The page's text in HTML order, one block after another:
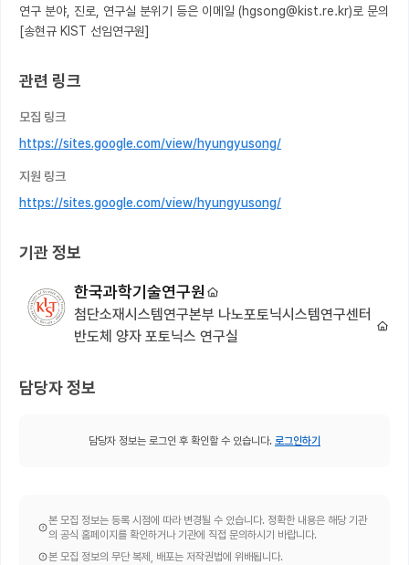
연구 분야, 진로, 연구실 분위기 등은 이메일 (hgsong@kist.re.kr)로 문의
관련 링크
모집 링크
https://sites.google.com/view/hyungyusong/
지원 링크
https://sites.google.com/view/hyungyusong/
기관 정보
한국과학기술연구원
첨단소재시스템연구본부 나노포토닉시스템연구센터
반도체 양자 포토닉스 연구실
담당자 정보
담당자 정보는 로그인 후 확인할 수 있습니다. 로그인하기
본 모집 정보는 등록 시점에 따라 변경될 수 있습니다. 정확한 내용은 해당 기관
의 공식 홈페이지를 확인하거나 기관에 직접 문의하시기 바랍니다.
본 모집 정보의 무단 복제, 배포는 저작권법에 위배됩니다.